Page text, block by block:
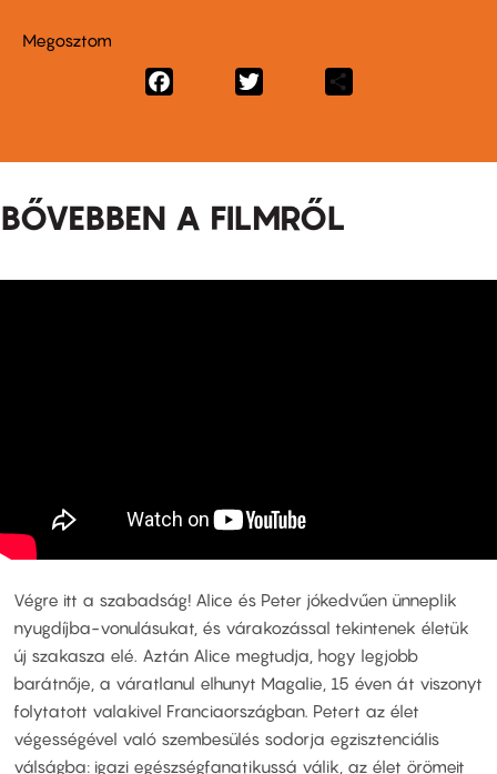
Megosztom
Facebook
BŐVEBBEN A FILMRŐL
Végre itt a szabadság! Alice és Peter jókedvűen ünneplik
nyugdíjba-vonulásukat, és várakozással tekintenek életük
új szakasza elé. Aztán Alice megtudja, hogy legjobb
barátnője, a váratlanul elhunyt Magalie, 15 éven át viszonyt
folytatott valakivel Franciaországban. Petert az élet
végességével való szembesülés sodorja egzisztenciális
válságba: igazi egészségfanatikussá válik, az élet örömeit